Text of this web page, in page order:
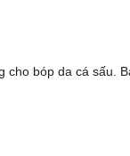
bóp da cá sấu.